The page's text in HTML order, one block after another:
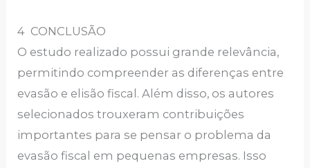
4 CONCLUSÃO
O estudo realizado possui grande relevância,
permitindo compreender as diferenças entre
evasão e elisão fiscal. Além disso, os autores
selecionados trouxeram contribuições
importantes para se pensar o problema da
evasão fiscal em pequenas empresas. Isso